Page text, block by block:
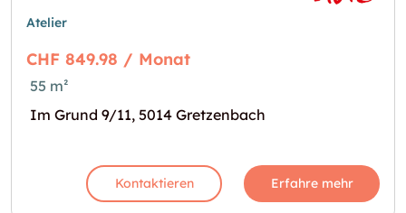
Atelier
CHF 849.98 / Monat
55 m²
Im Grund 9/11, 5014 Gretzenbach
Kontaktieren Erfahre mehr